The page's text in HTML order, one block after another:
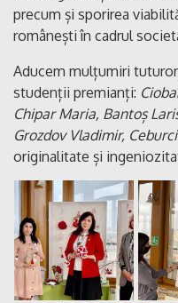
precum și sporirea
românești în cadrul
Aducem mulțumiri
studenții premianți:
Chipar Maria, Bantoș
Grozdov Vladimir,
originalitate și